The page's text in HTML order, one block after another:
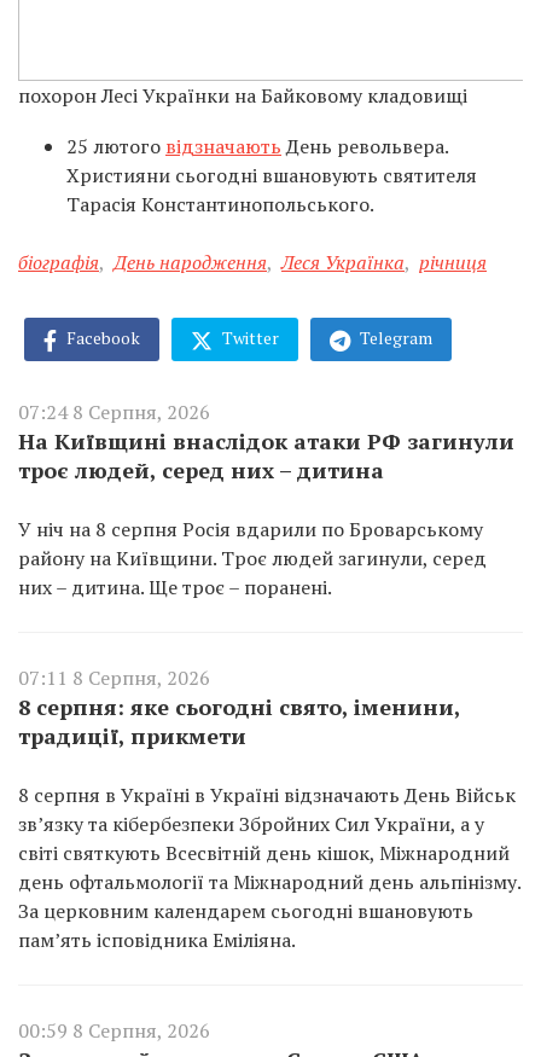
похорон Лесі Українки на Байковому кладовищі
25 лютого відзначаютьДень револьвера.
Християни сьогодні вшановують святителя
Тарасія Константинопольського.
біографія, День народження, Леся Українка, річниця
Facebook Twitter Telegram
07:24 8 Серпня, 2026
На Київщині внаслідок атаки РФ загинули
троє людей, серед них – дитина
У ніч на 8 серпня Росія вдарили по Броварському
району на Київщини. Троє людей загинули, серед
них – дитина. Ще троє – поранені.
07:11 8 Серпня, 2026
8 серпня: яке сьогодні свято, іменини,
традиції, прикмети
8 серпня в Україні в Україні відзначають День Військ
зв’язку та кібербезпеки Збройних Сил України, а у
світі святкують Всесвітній день кішок, Міжнародний
день офтальмології та Міжнародний день альпінізму.
За церковним календарем сьогодні вшановують
пам’ять ісповідника Еміліяна.
00:59 8 Серпня, 2026